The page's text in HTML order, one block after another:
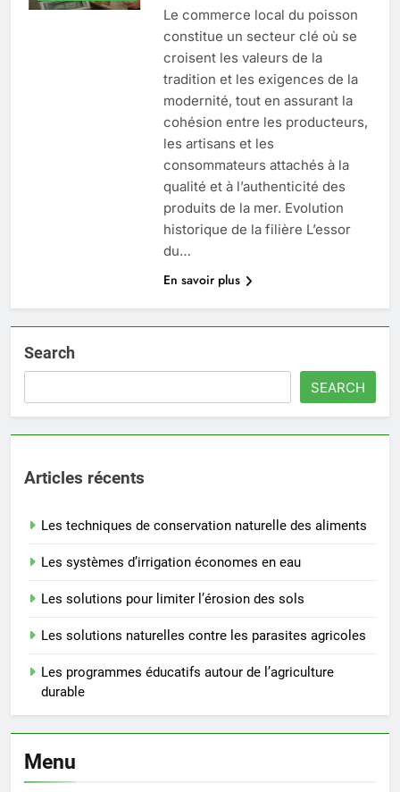
Le commerce local du poisson
constitue un secteur clé où se
croisent les valeurs de la
tradition et les exigences de la
modernité, tout en assurant la
cohésion entre les producteurs,
les artisans et les
consommateurs attachés à la
qualité et à l’authenticité des
produits de la mer. Evolution
historique de la filière L’essor
du…
En savoir plus
Search
SEARCH
Articles récents
Les techniques de conservation naturelle des aliments
Les systèmes d’irrigation économes en eau
Les solutions pour limiter l’érosion des sols
Les solutions naturelles contre les parasites agricoles
Les programmes éducatifs autour de l’agriculture
durable
Menu